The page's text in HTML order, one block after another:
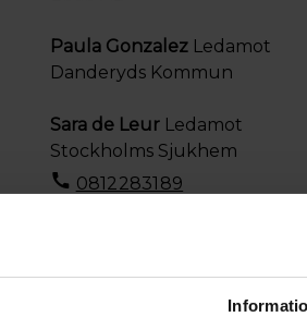
Paula Gonzalez Ledamot
Danderyds Kommun
Sara de Leur Ledamot
Stockholms Sjukhem
0812283189